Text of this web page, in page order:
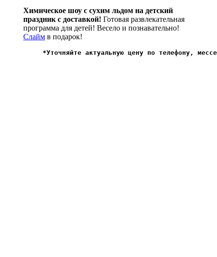
Химическое шоу с сухим льдом на детский
праздник с доставкой! Готовая развлекательная
программа для детей! Весело и познавательно!
Слайм в подарок!
*Уточняйте актуальную цену по телефону,